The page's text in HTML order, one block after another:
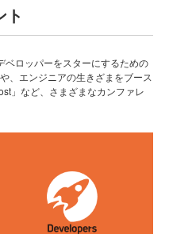
ト
ロッパーをスターにするための
、エンジニアの生きざまをブース
」など、さまざまなカンファレ